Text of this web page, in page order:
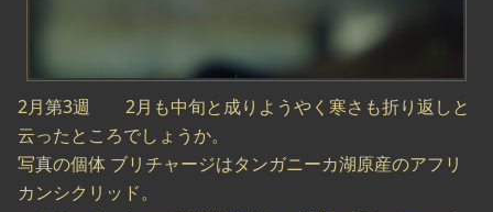
2月第3週 2月も中旬と成りようやく寒さも折り返しと
云ったところでしょうか。
写真の個体 ブリチャージはタンガニーカ湖原産のアフリ
カンシクリッド。